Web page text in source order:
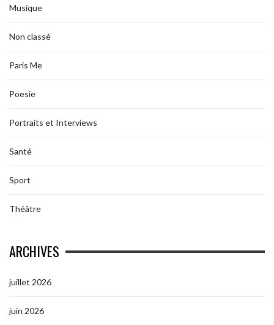
Musique
Non classé
Paris Me
Poesie
Portraits et Interviews
Santé
Sport
Théâtre
ARCHIVES
juillet 2026
juin 2026